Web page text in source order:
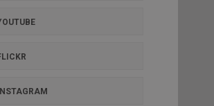
INSTAGRAM